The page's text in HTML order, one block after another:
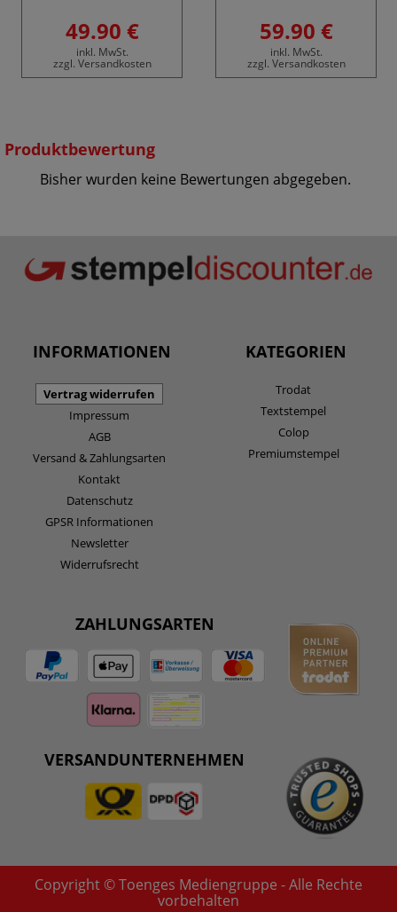
49.90 €
inkl. MwSt.
zzgl. Versandkosten
59.90 €
inkl. MwSt.
zzgl. Versandkosten
Produktbewertung
Bisher wurden keine Bewertungen abgegeben.
INFORMATIONEN
Vertrag widerrufen
Impressum
AGB
Versand & Zahlungsarten
Kontakt
Datenschutz
GPSR Informationen
Newsletter
Widerrufsrecht
KATEGORIEN
Trodat
Textstempel
Colop
Premiumstempel
ZAHLUNGSARTEN
VERSANDUNTERNEHMEN
Copyright © Toenges Mediengruppe - Alle Rechte
vorbehalten